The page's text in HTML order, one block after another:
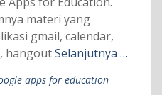
materi yang
gmail, calendar,
hangoutSelanjutnya …
apps for education